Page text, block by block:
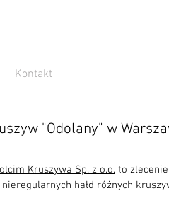
Kontakt
"Odolany" w
Kruszywa Sp. z o.o. to
hałd różnych